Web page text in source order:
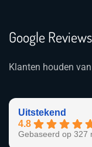
Google Reviews
Klanten houden
Uitstekend
4.8
Gebaseerd op 327